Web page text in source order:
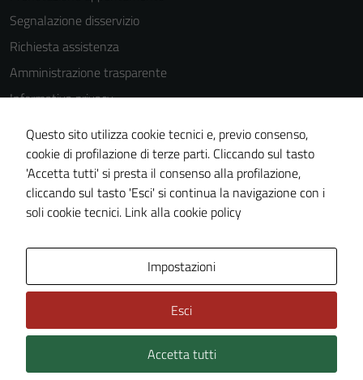
Segnalazione disservizio
Richiesta assistenza
Amministrazione trasparente
Informativa privacy
Cookie Policy
Note legali
Dichiarazione di accessibilità
Piano di miglioramento del sito
Technical Design s.r.l.
Questo sito utilizza cookie tecnici e, previo consenso,
cookie di profilazione di terze parti. Cliccando sul tasto
'Accetta tutti' si presta il consenso alla profilazione,
cliccando sul tasto 'Esci' si continua la navigazione con i
soli cookie tecnici. Link alla cookie policy
Impostazioni
Esci
Accetta tutti
Terze parti
Questi cookie
sono
impostati da
servizi esterni
(si veda la
Cookie policy
dettagli) e
possono
essere